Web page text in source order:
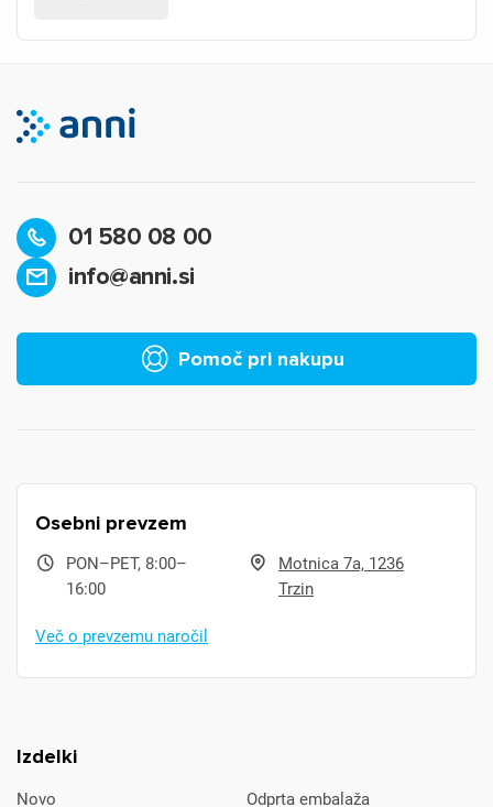
01 580 08 00
info@anni.si
Pomoč pri nakupu
Izdelki
Novo
Odprta embalaža
Osebni prevzem
PON–PET, 8:00–
16:00
Motnica 7a, 1236
Trzin
Več o prevzemu naročil